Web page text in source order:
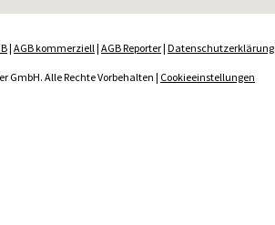
| AGB kommerziell| AGB Reporter| Datenschutzerklärung
GmbH. Alle Rechte Vorbehalten | Cookieeinstellungen